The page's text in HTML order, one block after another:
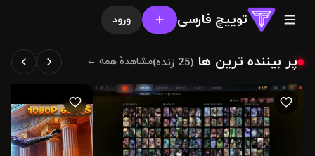
توییچ فارسی ورود
پر بیننده ترین ها (25 زنده) مشاهدهٔ همه ←